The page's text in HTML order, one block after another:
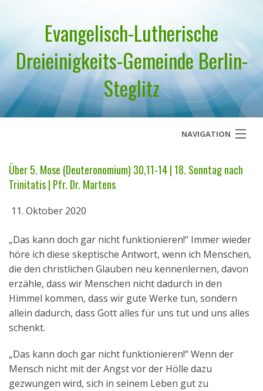
Evangelisch-Lutherische
Dreieinigkeits-Gemeinde Berlin-
Steglitz
NAVIGATION
Über uns
Geistliches Wort
Termine
Aktuelles
Kontakt
English
Über 5. Mose (Deuteronomium) 30,11-14 | 18. Sonntag nach
Trinitatis | Pfr. Dr. Martens
11. Oktober 2020
„Das kann doch gar nicht funktionieren!“ Immer wieder
höre ich diese skeptische Antwort, wenn ich Menschen,
die den christlichen Glauben neu kennenlernen, davon
erzähle, dass wir Menschen nicht dadurch in den
Himmel kommen, dass wir gute Werke tun, sondern
allein dadurch, dass Gott alles für uns tut und uns alles
schenkt.
„Das kann doch gar nicht funktionieren!“ Wenn der
Mensch nicht mit der Angst vor der Hölle dazu
gezwungen wird, sich in seinem Leben gut zu